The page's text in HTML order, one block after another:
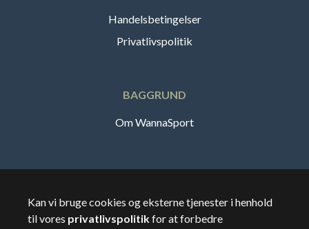
Handelsbetingelser
Privatlivspolitik
BAGGRUND
Om WannaSport
🇸🇪Sverige
Kan vi bruge cookies og eksterne tjenester i henhold
til vores privatlivspolitikfor at forbedre